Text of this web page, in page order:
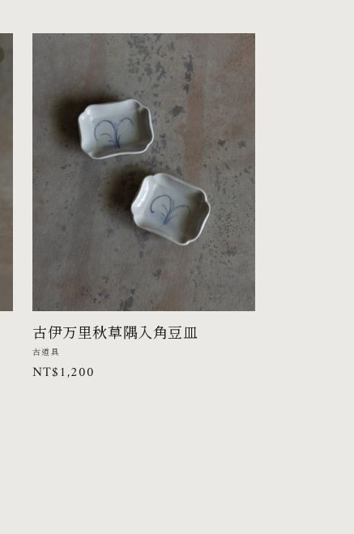
古伊万里秋草隅入角豆皿
廠
商：
古道具
定
NT$1,200